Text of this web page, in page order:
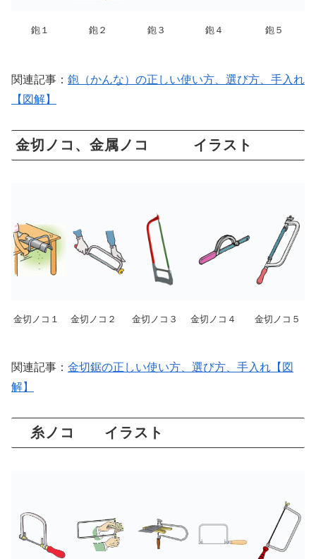
鉋１ 鉋２ 鉋３ 鉋４ 鉋５
関連記事： 鉋（かんな）の正しい使い方、選び方、手入れ
【図解】
金切ノコ、金属ノコ イラスト
金切ノコ１ 金切ノコ２ 金切ノコ３ 金切ノコ４ 金切ノコ５
関連記事： 金切鋸の正しい使い方、選び方、手入れ【図
解】
糸ノコ イラスト